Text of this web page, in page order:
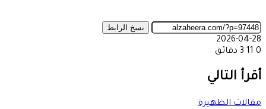
نسخ الرابط
2026-04-28
0
3 دقائق
عبر
البريد
أقرأ التالي
مقالات الظهيرة